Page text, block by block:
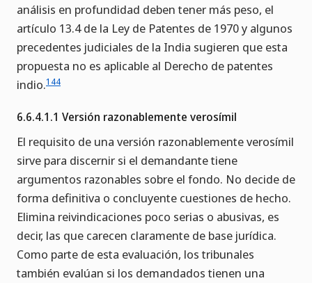
análisis en profundidad deben tener más peso, el
artículo 13.4 de la Ley de Patentes de 1970 y algunos
precedentes judiciales de la India sugieren que esta
propuesta no es aplicable al Derecho de patentes
indio.144
6.6.4.1.1 Versión razonablemente verosímil
El requisito de una versión razonablemente verosímil
sirve para discernir si el demandante tiene
argumentos razonables sobre el fondo. No decide de
forma definitiva o concluyente cuestiones de hecho.
Elimina reivindicaciones poco serias o abusivas, es
decir, las que carecen claramente de base jurídica.
Como parte de esta evaluación, los tribunales
también evalúan si los demandados tienen una